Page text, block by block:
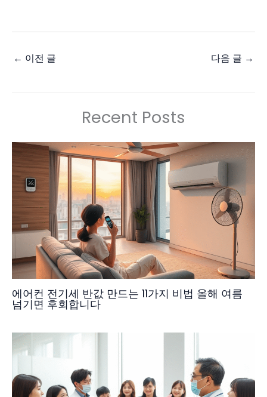
← 이전 글 다음 글 →
Recent Posts
에어컨 전기세 반값 만드는 11가지 비법 올해 여름
넘기면 후회합니다